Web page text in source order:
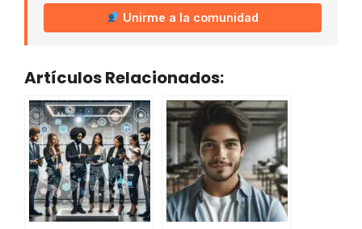
Unirme a la comunidad
Artículos Relacionados: